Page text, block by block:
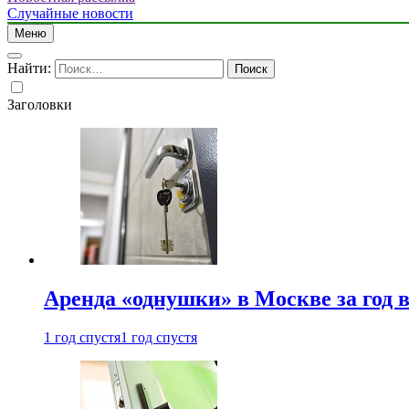
Случайные новости
Меню
Найти:
Заголовки
Аренда «однушки» в Москве за год
1 год спустя1 год спустя